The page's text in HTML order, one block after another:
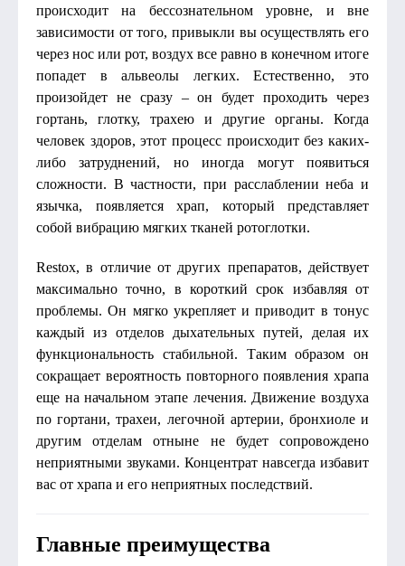
происходит на бессознательном уровне, и вне
зависимости от того, привыкли вы осуществлять его
через нос или рот, воздух все равно в конечном итоге
попадет в альвеолы легких. Естественно, это
произойдет не сразу – он будет проходить через
гортань, глотку, трахею и другие органы. Когда
человек здоров, этот процесс происходит без каких-
либо затруднений, но иногда могут появиться
сложности. В частности, при расслаблении неба и
язычка, появляется храп, который представляет
собой вибрацию мягких тканей ротоглотки.
Restox, в отличие от других препаратов, действует
максимально точно, в короткий срок избавляя от
проблемы. Он мягко укрепляет и приводит в тонус
каждый из отделов дыхательных путей, делая их
функциональность стабильной. Таким образом он
сокращает вероятность повторного появления храпа
еще на начальном этапе лечения. Движение воздуха
по гортани, трахеи, легочной артерии, бронхиоле и
другим отделам отныне не будет сопровождено
неприятными звуками. Концентрат навсегда избавит
вас от храпа и его неприятных последствий.
Главные преимущества